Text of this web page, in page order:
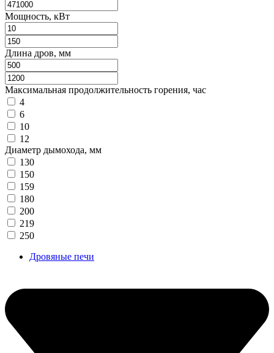
Мощность, кВт
Длина дров, мм
Максимальная продолжительность горения, час
4
6
10
12
Диаметр дымохода, мм
130
150
159
180
200
219
250
Дровяные печи